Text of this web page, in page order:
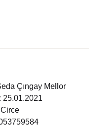
Çıngay Mellor
25.01.2021